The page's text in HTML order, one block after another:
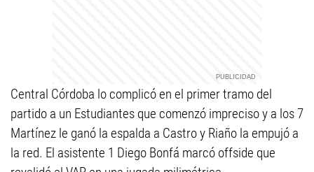
Central Córdoba lo complicó en el primer tramo del
partido a un Estudiantes que comenzó impreciso y a los 7
Martínez le ganó la espalda a Castro y Riaño la empujó a
la red. El asistente 1 Diego Bonfá marcó offside que